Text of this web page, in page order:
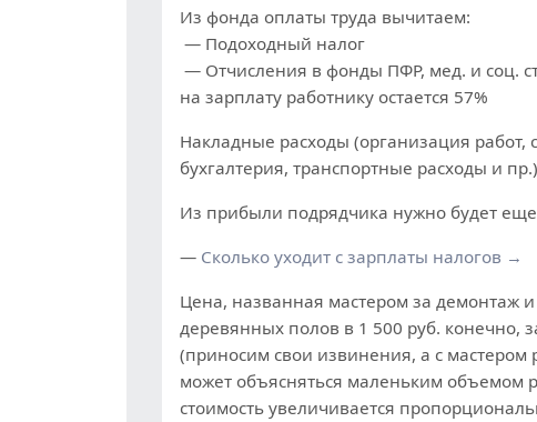
Из фонда оплаты труда вычитаем:
— Подоходный налог
— Отчисления в фонды ПФР, мед. и соц.
на зарплату работнику остается 57%
Накладные расходы (организация работ,
бухгалтерия, транспортные расходы и
Из прибыли подрядчика нужно будет
— Сколько уходит с зарплаты налогов →
Цена, названная мастером за демонтаж
деревянных полов в 1 500 руб. конечно,
(приносим свои извинения, а с мастером
может объясняться маленьким объемом
стоимость увеличивается